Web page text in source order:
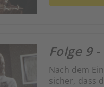
Folge 9
Nach dem
sicher, dass